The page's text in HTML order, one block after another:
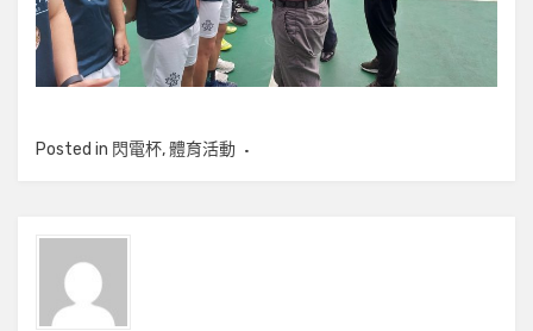
Posted in 閃電杯,體育活動